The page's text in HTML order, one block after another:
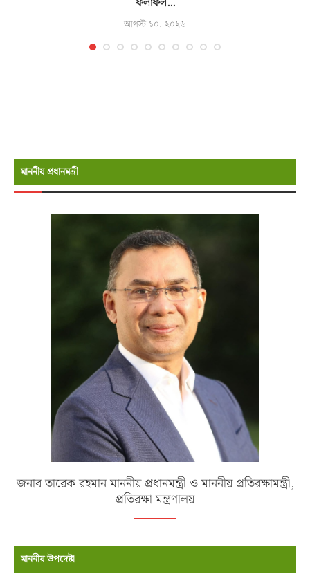
আগস্ট ১০, ২০২৬
মাননীয় প্রধানমন্রী
জনাব তারেক রহমান মাননীয় প্রধানমন্ত্রী ও মাননীয় প্রতিরক্ষামন্ত্রী,
প্রতিরক্ষা মন্ত্রণালয়
মাননীয় উপদেষ্টা